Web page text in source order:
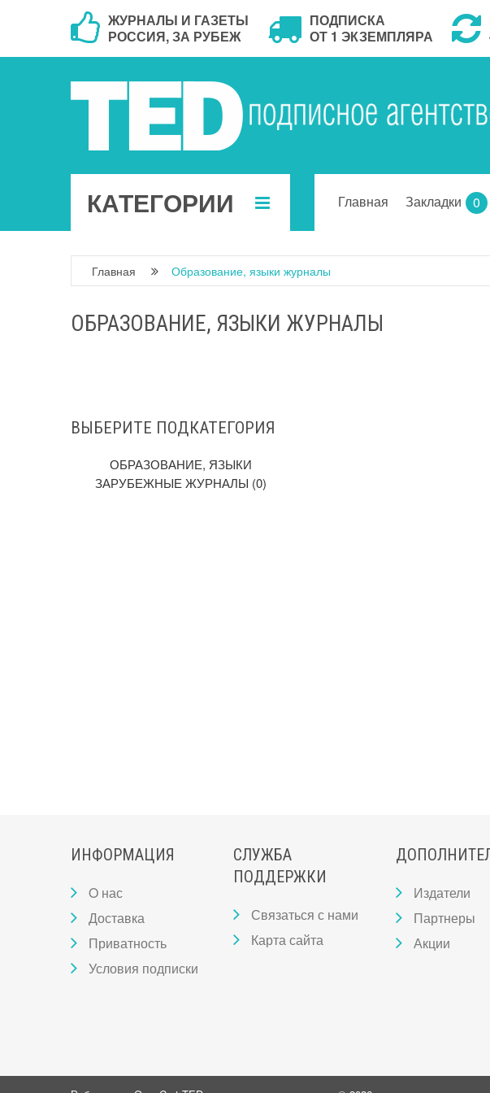
ЖУРНАЛЫ И ГАЗЕТЫ
РОССИЯ, ЗА РУБЕЖ
ПОДПИСКА
ОТ 1 ЭКЗЕМПЛЯРА
КАТЕГОРИИ Главная Закладки 0
Главная Образование, языки журналы
ОБРАЗОВАНИЕ, ЯЗЫКИ ЖУРНАЛЫ
ВЫБЕРИТЕ ПОДКАТЕГОРИЯ
ОБРАЗОВАНИЕ, ЯЗЫКИ
ЗАРУБЕЖНЫЕ ЖУРНАЛЫ (0)
ИНФОРМАЦИЯ
O нас
Доставка
Приватность
Условия подписки
СЛУЖБА
ПОДДЕРЖКИ
Связаться с нами
Карта сайта
Издатели
Партнеры
Акции